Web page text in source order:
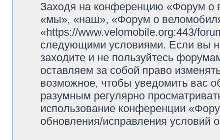
Заходя на конференцию «Форум о
«мы», «наш», «Форум о
«https://www.velomobile.org:443/
следующими условиями. Если вы
заходите и не пользуйтесь
оставляем за собой право
возможное, чтобы уведомить вас
разумным регулярно
использование конференции
обновления/исправления условий